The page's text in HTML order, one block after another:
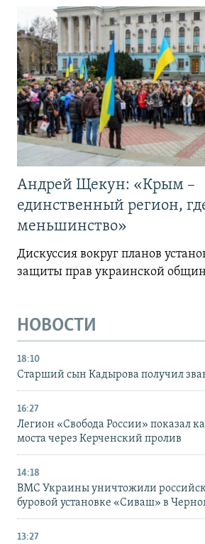
Андрей Щекун: «Крым –
единственный регион,
меньшинство»
Дискуссия вокруг планов
защиты прав украинской
НОВОСТИ
18:10
Старший сын Кадырова получил
16:27
Легион «Свобода России» показал
моста через Керченский пролив
14:18
ВМС Украины уничтожили
буровой установке «Сиваш» в
13:27